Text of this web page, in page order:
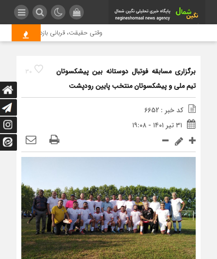
وقتی حقیقت، قربانی بازدید بیشتر
30
برگزاری مسابقه فوتبال دوستانه بین پیشکسوتان
تیم ملی و پیشکسوتان منتخب پایین رودپشت
کد خبر : 6652
۳۱ تیر ۱۴۰۱ - ۱۹:۰۸